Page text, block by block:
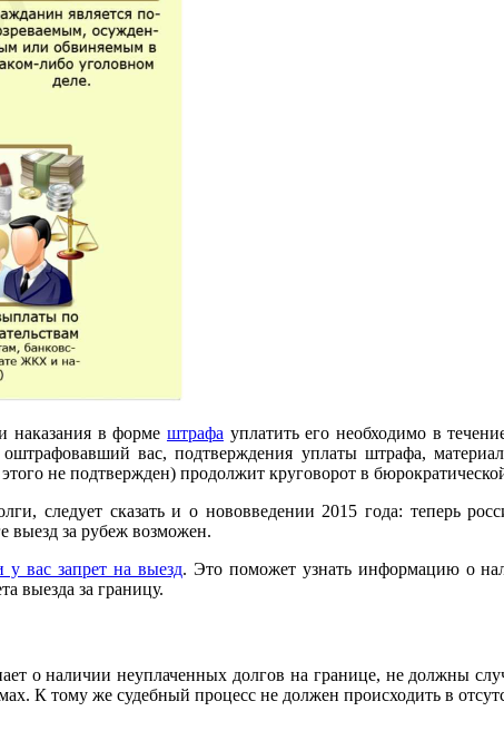
наказания в форме штрафа уплатить его необходимо в
вас, подтверждения уплаты штрафа,
не подтвержден) продолжит круговорот в
следует сказать и о нововведении 2015 года: теперь
выезд за рубеж возможен.
у вас запрет на выезд. Это поможет узнать информацию о
выезда за границу.
о наличии неуплаченных долгов на границе, не должны
К тому же судебный процесс не должен происходить в